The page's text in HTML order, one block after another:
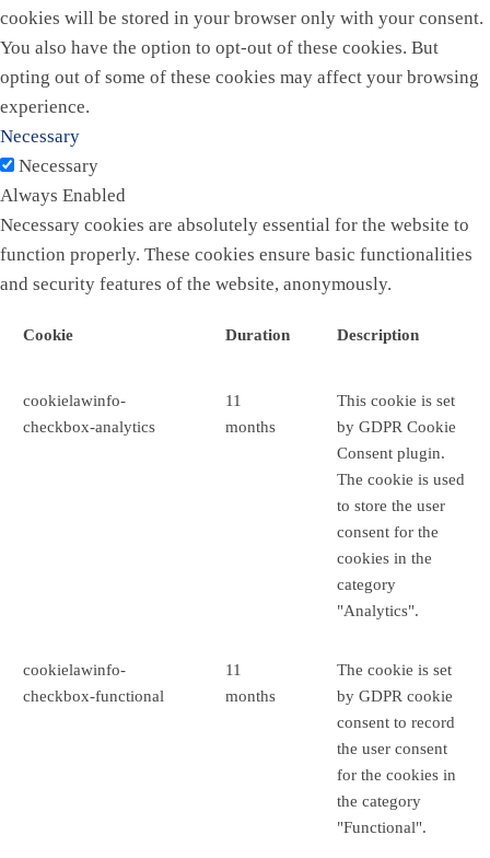
cookies will be stored in your browser only with your consent.
You also have the option to opt-out of these cookies. But
opting out of some of these cookies may affect your browsing
experience.
Necessary
Necessary
Always Enabled
Necessary cookies are absolutely essential for the website to
function properly. These cookies ensure basic functionalities
and security features of the website, anonymously.
Cookie Duration Description
cookielawinfo-
checkbox-analytics
11
months
This cookie is set
by GDPR Cookie
Consent plugin.
The cookie is used
to store the user
consent for the
cookies in the
category
"Analytics".
cookielawinfo-
checkbox-functional
11
months
The cookie is set
by GDPR cookie
consent to record
the user consent
for the cookies in
the category
"Functional".